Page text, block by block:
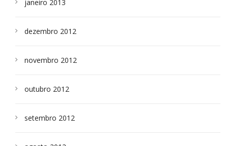
janeiro 2013
dezembro 2012
novembro 2012
outubro 2012
setembro 2012